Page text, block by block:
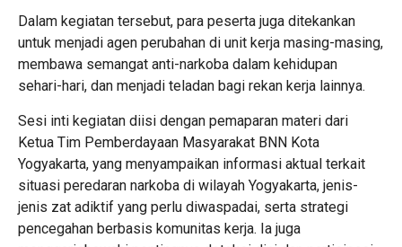
Dalam kegiatan tersebut, para peserta juga ditekankan
untuk menjadi agen perubahan di unit kerja masing-masing,
membawa semangat anti-narkoba dalam kehidupan
sehari-hari, dan menjadi teladan bagi rekan kerja lainnya.
Sesi inti kegiatan diisi dengan pemaparan materi dari
Ketua Tim Pemberdayaan Masyarakat BNN Kota
Yogyakarta, yang menyampaikan informasi aktual terkait
situasi peredaran narkoba di wilayah Yogyakarta, jenis-
jenis zat adiktif yang perlu diwaspadai, serta strategi
pencegahan berbasis komunitas kerja. Ia juga